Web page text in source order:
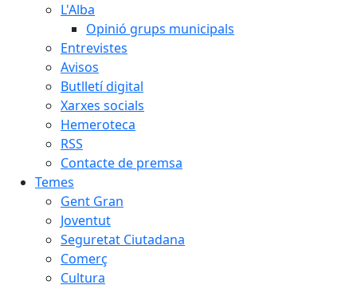
L'Alba
Opinió grups municipals
Entrevistes
Avisos
Butlletí digital
Xarxes socials
Hemeroteca
RSS
Contacte de premsa
Temes
Gent Gran
Joventut
Seguretat Ciutadana
Comerç
Cultura